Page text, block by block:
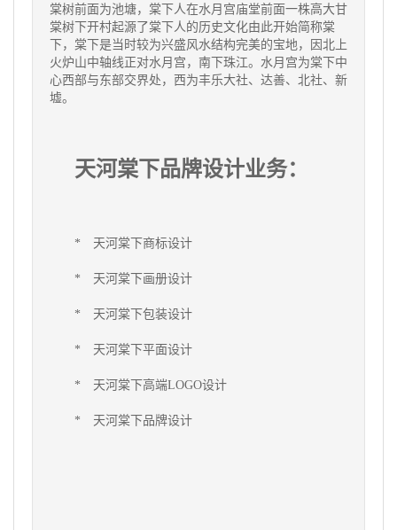
棠树前面为池塘，棠下人在水月宫庙堂前面一株高大甘
棠树下开村起源了棠下人的历史文化由此开始简称棠
下，棠下是当时较为兴盛风水结构完美的宝地，因北上
火炉山中轴线正对水月宫，南下珠江。水月宫为棠下中
心西部与东部交界处，西为丰乐大社、达善、北社、新
墟。
天河棠下品牌设计业务：
* 天河棠下商标设计
* 天河棠下画册设计
* 天河棠下包装设计
* 天河棠下平面设计
* 天河棠下高端LOGO设计
* 天河棠下品牌设计